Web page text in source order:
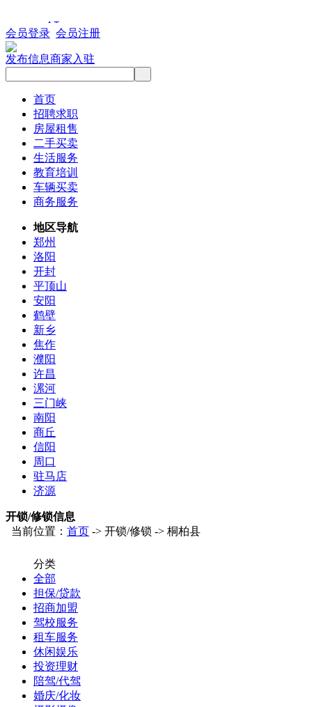
会员登录 会员注册
发布信息商家入驻
首页
招聘求职
房屋租售
二手买卖
生活服务
教育培训
车辆买卖
商务服务
地区导航
郑州
洛阳
开封
平顶山
安阳
鹤壁
新乡
焦作
濮阳
许昌
漯河
三门峡
南阳
商丘
信阳
周口
驻马店
济源
开锁/修锁信息
当前位置： 首页 -> 开锁/修锁 -> 桐柏县
分类
全部
担保/贷款
招商加盟
驾校服务
租车服务
休闲娱乐
投资理财
陪驾/代驾
婚庆/化妆